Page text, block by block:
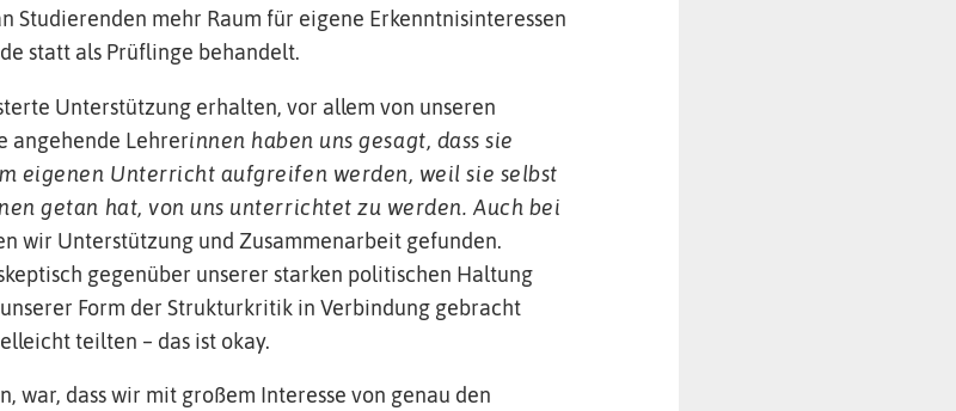
Studierenden mehr Raum für eigene Erkenntnisinteressen
statt als Prüflinge behandelt.
Unterstützung erhalten, vor allem von unseren
angehende Lehrerinnen haben uns gesagt, dass sie
eigenen Unterricht aufgreifen werden, weil sie selbst
getan hat, von uns unterrichtet zu werden. Auch bei
wir Unterstützung und Zusammenarbeit gefunden.
gegenüber unserer starken politischen Haltung
Form der Strukturkritik in Verbindung gebracht
teilten – das ist okay.
war, dass wir mit großem Interesse von genau den